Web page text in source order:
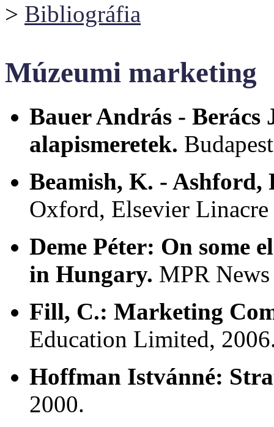
> Bibliográfia
Múzeumi marketing
Bauer András - Berács
alapismeretek.
Beamish, K. -
Oxford, Elsevier Linacre
Deme Péter: On some
in Hungary. MPR
Fill, C.: Marketing
Education Limited,
Hoffman Istvánné:
2000.